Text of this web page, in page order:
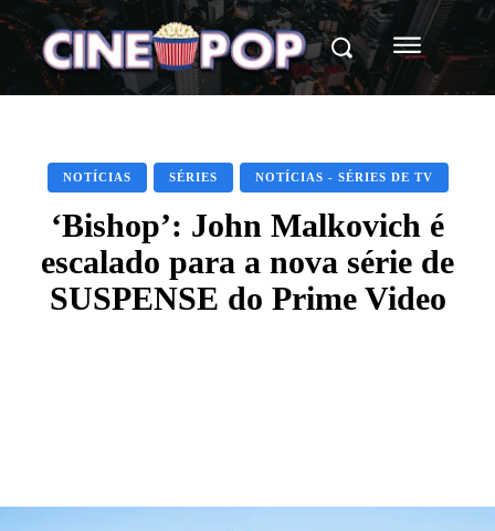
NOTÍCIAS SÉRIES NOTÍCIAS - SÉRIES DE TV
‘Bishop’: John Malkovich é
escalado para a nova série de
SUSPENSE do Prime Video